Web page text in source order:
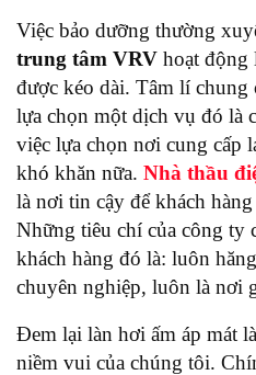
Việc bảo dưỡng thường
trung tâm VRV hoạt động
được kéo dài. Tâm lí chung
lựa chọn một dịch vụ đó là
việc lựa chọn nơi cung cấp
khó khăn nữa. Nhà thầu
là nơi tin cậy để khách
Những tiêu chí của công ty
khách hàng đó là: luôn
chuyên nghiệp, luôn là nơi
Đem lại làn hơi ấm áp mát
niềm vui của chúng tôi.